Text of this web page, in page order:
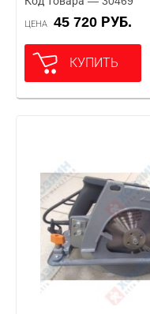
ЦЕНА 45 720 РУБ.
КУПИТЬ